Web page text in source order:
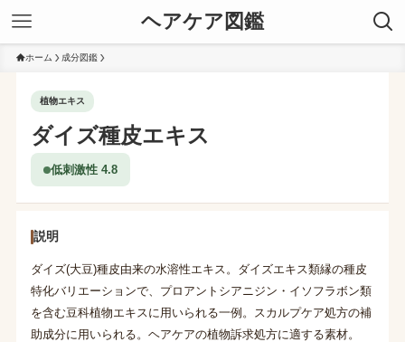
ヘアケア図鑑
ホーム 成分図鑑
植物エキス
ダイズ種皮エキス
低刺激性 4.8
説明
ダイズ(大豆)種皮由来の水溶性エキス。ダイズエキス類縁の種皮
特化バリエーションで、プロアントシアニジン・イソフラボン類
を含む豆科植物エキスに用いられる一例。スカルプケア処方の補
助成分に用いられる。ヘアケアの植物訴求処方に適する素材。